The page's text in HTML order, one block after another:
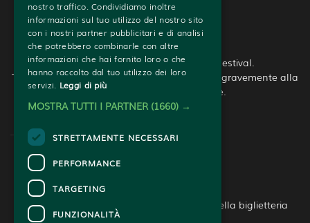
© Copyright - 2026 - Roma Whisky Festival.
Tutti i diritti riservati. L’abuso di alcool nuoce gravemente alla
salute. Bere con moderazione.
Per informazioni e supporto all'acquisto della biglietteria
nostro traffico. Condividiamo inoltre
informazioni sul tuo utilizzo del nostro sito
con i nostri partner pubblicitari e di analisi
che potrebbero combinarle con altre
informazioni che hai fornito loro o che
hanno raccolto dal tuo utilizzo dei loro
servizi. Leggi di più
MOSTRA TUTTI I PARTNER (1660) →
STRETTAMENTE NECESSARI
PERFORMANCE
TARGETING
FUNZIONALITÀ